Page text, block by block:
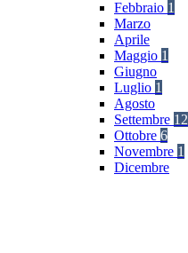
Febbraio 1
Marzo
Aprile
Maggio 1
Giugno
Luglio 1
Agosto
Settembre 12
Ottobre 6
Novembre 1
Dicembre